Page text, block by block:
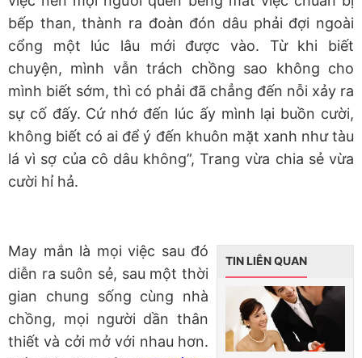
bếp than, thành ra đoàn đón dâu phải đợi ngoài
cổng một lúc lâu mới được vào. Từ khi biết
chuyện, mình vẫn trách chồng sao không cho
mình biết sớm, thì có phải đã chẳng đến nỗi xảy ra
sự cố đấy. Cứ nhớ đến lúc ấy mình lại buồn cười,
không biết có ai để ý đến khuôn mặt xanh như tàu
lá vì sợ của cô dâu không”, Trang vừa chia sẻ vừa
cười hỉ hả.
TIN LIÊN QUAN
May mắn là mọi việc sau đó
diễn ra suôn sẻ, sau một thời
gian chung sống cùng nhà
chồng, mọi người dần thân
thiết và cởi mở với nhau hơn.